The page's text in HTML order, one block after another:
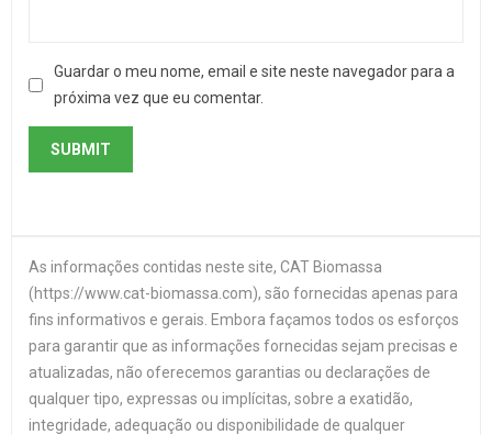
Guardar o meu nome, email e site neste navegador para a
próxima vez que eu comentar.
As informações contidas neste site, CAT Biomassa
(https://www.cat-biomassa.com), são fornecidas apenas para
fins informativos e gerais. Embora façamos todos os esforços
para garantir que as informações fornecidas sejam precisas e
atualizadas, não oferecemos garantias ou declarações de
qualquer tipo, expressas ou implícitas, sobre a exatidão,
integridade, adequação ou disponibilidade de qualquer